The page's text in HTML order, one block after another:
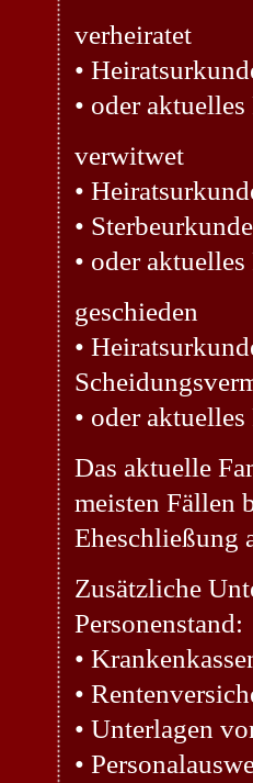
verheiratet
•
• oder
verwitwet
•
•
• oder
geschieden
•
• oder
Das aktuelle
meisten Fällen
Eheschließung
Zusätzliche
Personenstand:
•
•
• Unterlagen
•